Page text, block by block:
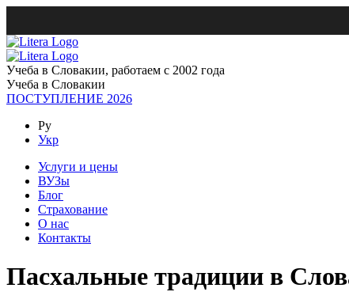
Учеба в Словакии, работаем с 2002 года
Учеба в Словакии
ПОСТУПЛЕНИЕ 2026
Ру
Укр
Услуги и цены
ВУЗы
Блог
Страхование
О нас
Контакты
Пасхальные традиции в